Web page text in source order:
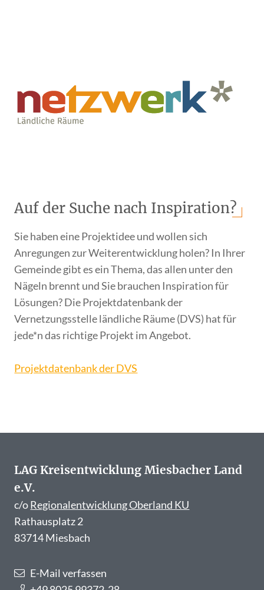
Auf der Suche nach Inspiration?
Sie haben eine Projektidee und wollen sich
Anregungen zur Weiterentwicklung holen? In Ihrer
Gemeinde gibt es ein Thema, das allen unter den
Nägeln brennt und Sie brauchen Inspiration für
Lösungen? Die Projektdatenbank der
Vernetzungsstelle ländliche Räume (DVS) hat für
jede*n das richtige Projekt im Angebot.
Projektdatenbank der DVS
LAG Kreisentwicklung Miesbacher Land
e.V.
c/oRegionalentwicklung Oberland KU
Rathausplatz 2
83714 Miesbach
E-Mail verfassen